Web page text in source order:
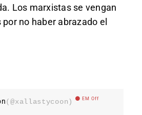
Los marxistas se vengan
no haber abrazado el
(@xallastycoon) EM Off